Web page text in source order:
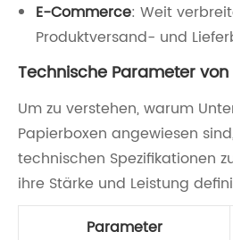
E-Commerce: Weit
Produktversand- und
Technische Parameter
Um zu verstehen, warum
Papierboxen angewiesen
technischen Spezifikationen
ihre Stärke und Leistung
Parameter